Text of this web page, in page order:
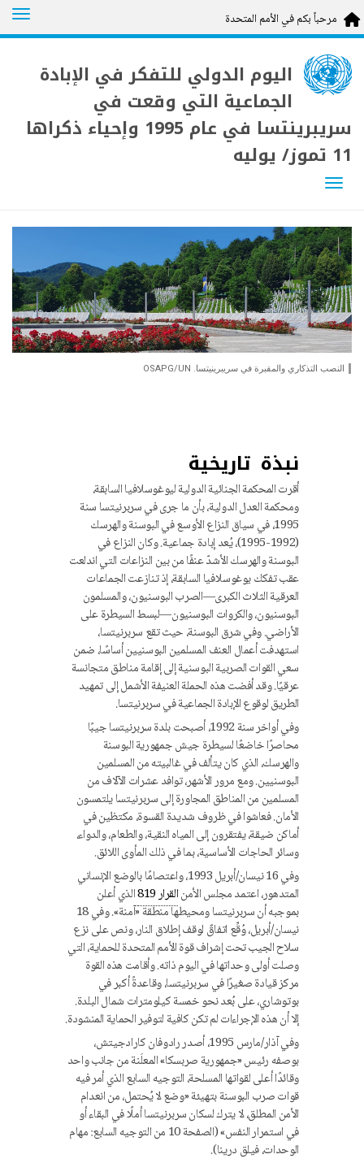
Skip
main
content
مرحباً بكم في الأمم المتحدة
اليوم الدولي للتفكر في الإبادة
الجماعية التي وقعت في
سريبرينتسا في عام 1995 وإحياء ذكراها
11 تموز/ يوليه
Toggle navigation
النصب التذكاري والمقبرة في سريبرينيتسا. OSAPG/UN
نبذة تاريخية
أقرت المحكمة الجنائية الدولية ليوغوسلافيا السابقة،
ومحكمة العدل الدولية، بأن ما جرى في سربرنيتسا سنة
1995، في سياق النزاع الأوسع في البوسنة والهرسك
(1992-1995)، يُعد إبادة جماعية. وكان النزاع في
البوسنة والهرسك الأشدّ عنفًا من بين النزاعات التي اندلعت
عقب تفكك يوغوسلافيا السابقة، إذ تنازعت الجماعات
العرقية الثلاث الكبرى—الصرب البوسنيون، والمسلمون
البوسنيون، والكروات البوسنيون—لبسط السيطرة على
الأراضي. وفي شرق البوسنة، حيث تقع سربرنيتسا،
استهدفت أعمال العنف المسلمين البوسنيين أساسًا، ضمن
سعي القوات الصربية البوسنية إلى إقامة مناطق متجانسة
عرقيًا. وقد أفضت هذه الحملة العنيفة الأشمل إلى تمهيد
الطريق لوقوع الإبادة الجماعية في سربرنيتسا.
وفي أواخر سنة 1992، أصبحت بلدة سربرنيتسا جيبًا
محاصرًا خاضعًا لسيطرة جيش جمهورية البوسنة
والهرسك، الذي كان يتألف في غالبيته من المسلمين
البوسنيين. ومع مرور الأشهر، توافد عشرات الآلاف من
المسلمين من المناطق المجاورة إلى سربرنيتسا يلتمسون
الأمان. فعاشوا في ظروف شديدة القسوة، مكتظين في
أماكن ضيقة، يفتقرون إلى المياه النقية، والطعام، والدواء،
وسائر الحاجات الأساسية، بما في ذلك المأوى اللائق.
وفي 16 نيسان/أبريل 1993، واعتصامًا بالوضع الإنساني
المتدهور، اعتمد مجلس الأمنالقرار 819
الذي أعلن
بموجبه أن سربرنيتسا ومحيطها منطقة «آمنة». وفي 18
نيسان/أبريل، وُقِّع اتفاقٌ لوقف إطلاق النار، ونص على نزع
سلاح الجيب تحت إشراف قوة الأمم المتحدة للحماية، التي
وصلت أولى وحداتها في اليوم ذاته. وأقامت هذه القوة
مركز قيادة صغيرًا في سربرنيتسا، وقاعدةً أكبر في
بوتوشاري، على بُعد نحو خمسة كيلومترات شمال البلدة.
إلا أن هذه الإجراءات لم تكن كافية لتوفير الحماية المنشودة.
وفي آذار/مارس 1995، أصدر رادوفان كارادجيتش،
بوصفه رئيس «جمهورية صربسكا» المعلَنة من جانب واحد
وقائدًا أعلى لقواتها المسلحة، التوجيه السابع الذي أمر فيه
قوات صرب البوسنة بتهيئة «وضع لا يُحتمل، من انعدام
الأمن المطلق، لا يترك لسكان سربرنيتسا أملًا في البقاء أو
في استمرار النفس» (الصفحة 10 من التوجيه السابع: مهام
الوحدات، فيلق درينا).